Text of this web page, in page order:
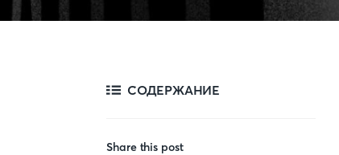
СОДЕРЖАНИЕ
Share this post